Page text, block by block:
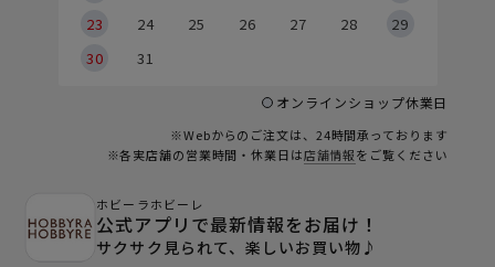
23
24 25 26 27 28
29
30
31
オンラインショップ休業日
※Webからのご注文は、24時間承っております
※各実店舗の営業時間・休業日は店舗情報をご覧ください
ホビーラホビーレ
公式アプリで最新情報をお届け！
サクサク見られて、楽しいお買い物♪